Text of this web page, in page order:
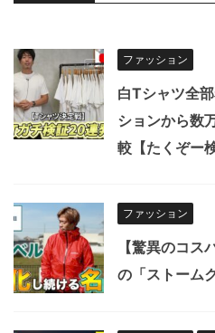
ファッション
白Tシャツ全
ションから数
較【たくぞー検
ファッション
【驚異のコス
の「ストーム